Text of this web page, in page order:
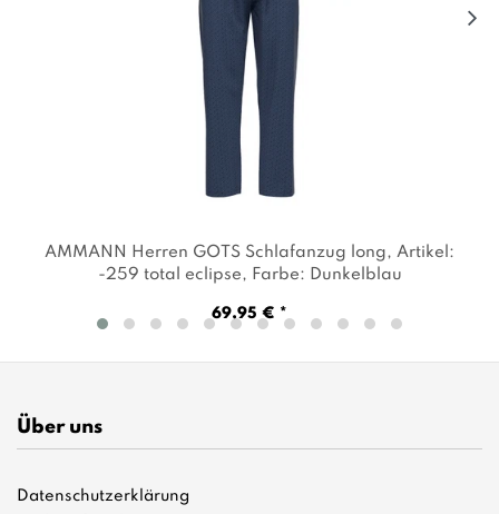
AMMANN Herren GOTS Schlafanzug long, Artikel:
-259 total eclipse, Farbe: Dunkelblau
69,95 € *
Über uns
Datenschutzerklärung